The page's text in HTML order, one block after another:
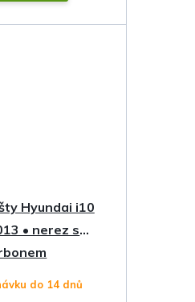
Hyundai i10
• nerez s
do 14 dnů